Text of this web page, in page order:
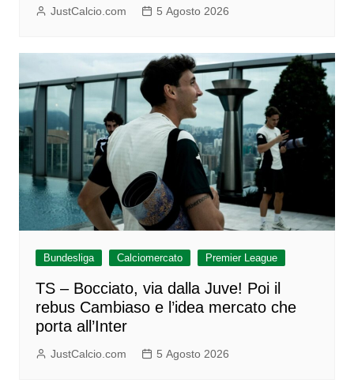
JustCalcio.com 5 Agosto 2026
Bundesliga Calciomercato Premier League
TS – Bocciato, via dalla Juve! Poi il
rebus Cambiaso e l’idea mercato che
porta all’Inter
JustCalcio.com 5 Agosto 2026